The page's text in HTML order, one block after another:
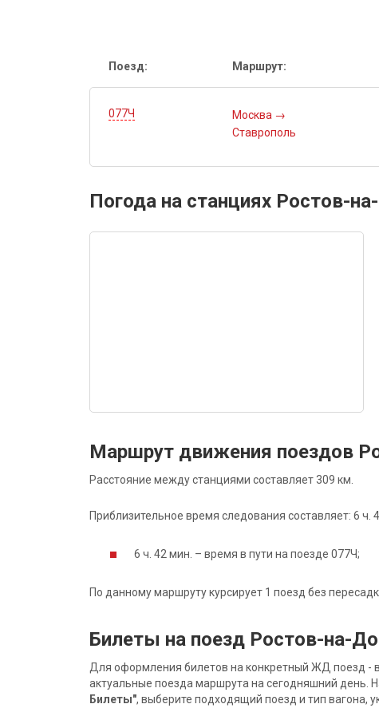
Поезд: Маршрут:
077Ч Москва →
Ставрополь
Погода на станциях Ростов-
Маршрут движения поездов
Расстояние между станциями составляет 309 км.
Приблизительное время следования составляет: 6 ч.
6 ч. 42 мин. – время в пути на поезде 077Ч;
По данному маршруту курсирует 1 поезд без
Билеты на поезд Ростов-на-
Для оформления билетов на конкретный ЖД поезд -
актуальные поезда маршрута на сегодняшний день.
Билеты", выберите подходящий поезд и тип вагона,